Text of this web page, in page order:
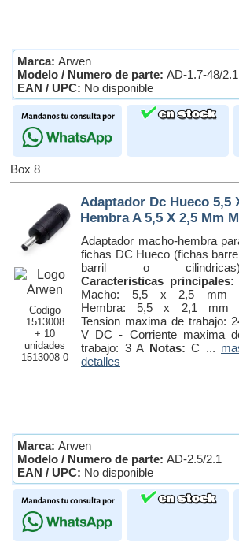
Marca: Arwen
Modelo / Numero de parte: AD-1.7-48/2.1
EAN / UPC: No disponible
Box 8
Codigo
1513008
+ 10
unidades
1513008-0
Adaptador Dc Hueco 5,5
Hembra A 5,5 X 2,5 Mm
Adaptador macho-hembra
fichas DC Hueco (fichas
barril o
Caracteristicas principales:
Macho: 5,5 x 2,5 mm
Hembra: 5,5 x 2,1 mm
Tension maxima de trabajo:
V DC - Corriente maxima
trabajo: 3 A Notas: C ...
detalles
Marca: Arwen
Modelo / Numero de parte: AD-2.5/2.1
EAN / UPC: No disponible